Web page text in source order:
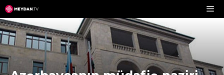
Skip
to
content